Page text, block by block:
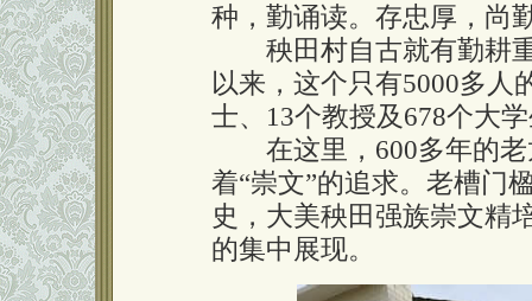
种，勤诵读。存忠厚，尚
秧田村自古就有勤耕重
以来，这个只有5000多人
士、13个教授及678个大
在这里，600多年的老
着“崇文”的追求。老槽门
史，大美秧田强族崇文精
的集中展现。